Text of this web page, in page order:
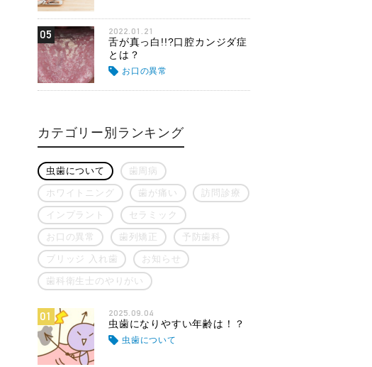
05 2022.01.21
舌が真っ白!!?口腔カンジダ症
とは？
お口の異常
カテゴリー別ランキング
虫歯について 歯周病
ホワイトニング 歯が痛い 訪問診療
インプラント セラミック
お口の異常 歯列矯正 予防歯科
ブリッジ 入れ歯 お知らせ
歯科衛生士のやりがい
01 2025.09.04
虫歯になりやすい年齢は！？
虫歯について